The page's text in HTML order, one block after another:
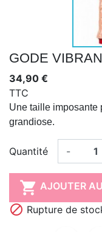
GODE
34,90 €
TTC
Une taille imposante
grandiose.
Quantité -
 AJOUTER
 Rupture de